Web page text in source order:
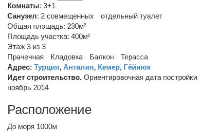
Комнаты: 3+1
Санузел: 2 совмещенных
отдельный туалет
Общая площадь: 230м²
Площадь участка: 400м²
Этаж 3 из 3
Прачечная
Кладовка Балкон
Терасса
Адрес: Турция, Анталия, Кемер, Гёйнюк
Идет строительство. Ориентировочная дата постройки
ноябрь 2014
Расположение
До моря 1000м